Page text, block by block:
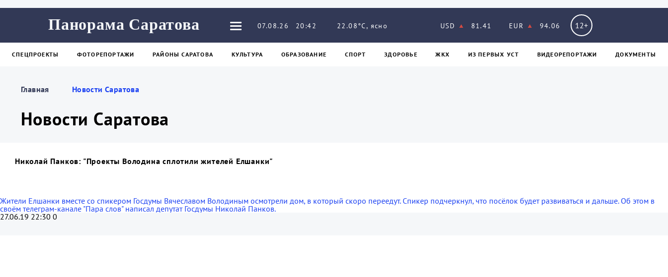
Панорама Саратова 07.08.26 20:42 22.08°C, ясно USD 81.41 EUR 94.06 12+
СПЕЦПРОЕКТЫ ФОТОРЕПОРТАЖИ РАЙОНЫ САРАТОВА КУЛЬТУРА ОБРАЗОВАНИЕ СПОРТ ЗДОРОВЬЕ ЖКХ ИЗ ПЕPВЫХ УСТ ВИДЕОРЕПОРТАЖИ ДОКУМЕНТЫ
Главная Новости Саратова
Новости Саратова
Николай Панков: "Проекты Володина сплотили жителей Елшанки"
Жители Елшанки вместе со спикером Госдумы Вячеславом Володиным осмотрели дом, в который скоро переедут. Спикер подчеркнул, что посёлок будет развиваться и дальше. Об этом в
своём телеграм-канале "Пара слов" написал депутат Госдумы Николай Панков.
27.06.19 22:30 0